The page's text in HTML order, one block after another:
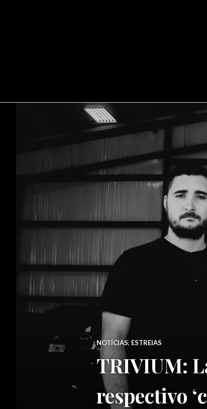
NOTÍCIAS, ESTREIAS
TRIVIUM:
respectivo